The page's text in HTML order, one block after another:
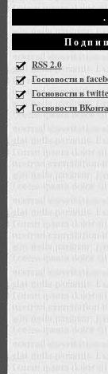
.
RSS 2.0
Госновости в
Госновости в
Госновости